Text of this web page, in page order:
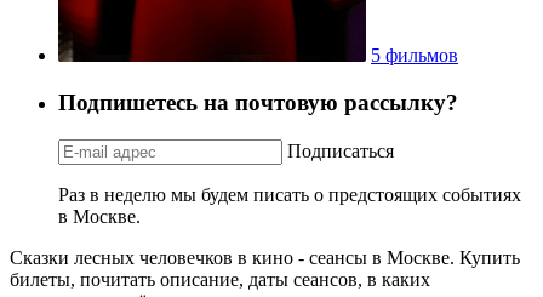
5 фильмов
Подпишетесь на почтовую рассылку?
Подписаться
Раз в неделю мы будем писать о предстоящих событиях
в Москве.
Сказки лесных человечков в кино - сеансы в Москве. Купить
билеты, почитать описание, даты сеансов, в каких